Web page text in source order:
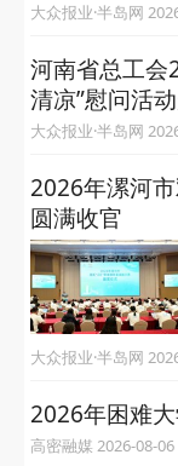
大众报
河南省总工会
清凉”慰问活
大众报
2026年漯河
圆满收官
大众报
2026年困难
高密融媒 2026-